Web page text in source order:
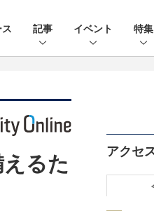
記事 イベント 特集
るた
アクセ